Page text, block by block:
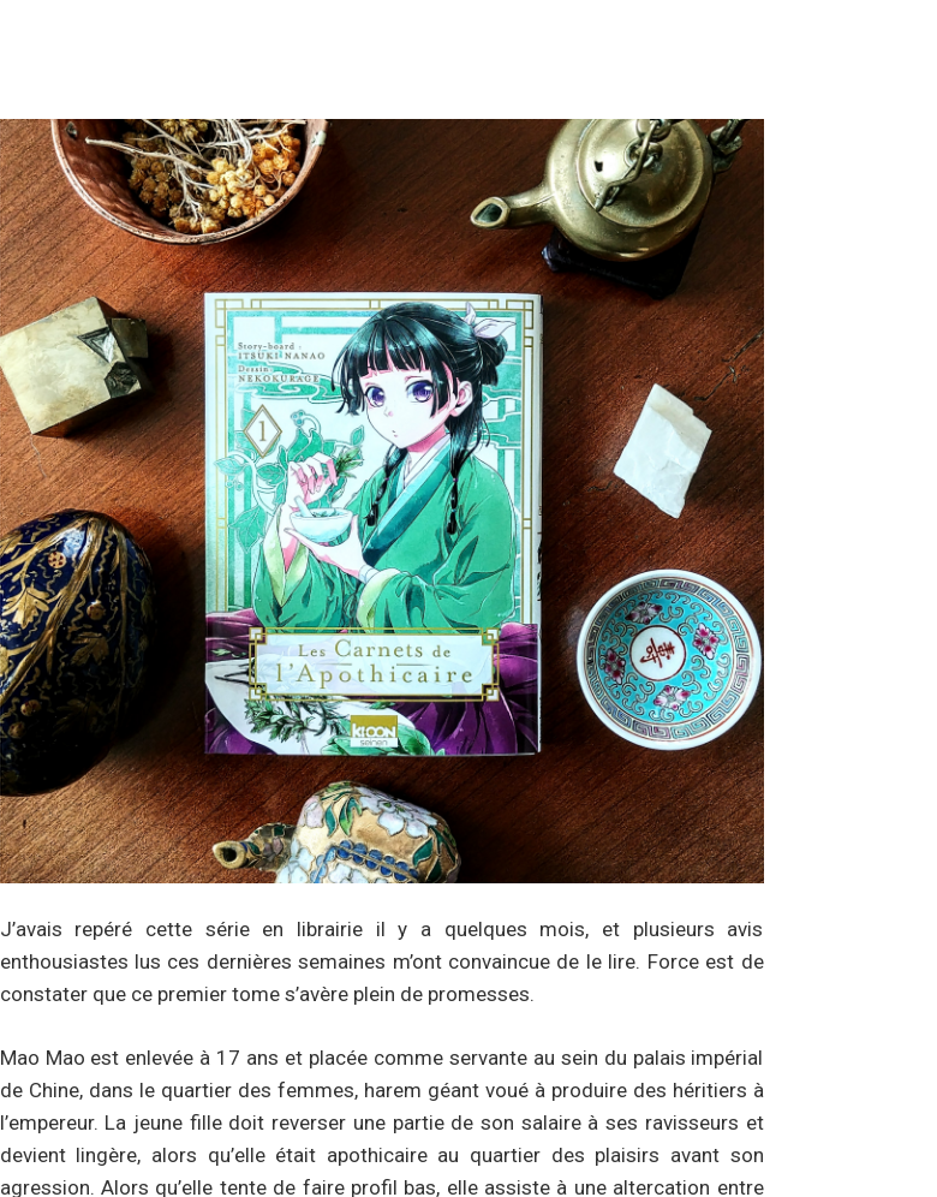
J’avais repéré cette série en librairie il y a quelques mois, et plusieurs avis
enthousiastes lus ces dernières semaines m’ont convaincue de le lire. Force est de
constater que ce premier tome s’avère plein de promesses.
Mao Mao est enlevée à 17 ans et placée comme servante au sein du palais impérial
de Chine, dans le quartier des femmes, harem géant voué à produire des héritiers à
l’empereur. La jeune fille doit reverser une partie de son salaire à ses ravisseurs et
devient lingère, alors qu’elle était apothicaire au quartier des plaisirs avant son
agression. Alors qu’elle tente de faire profil bas, elle assiste à une altercation entre